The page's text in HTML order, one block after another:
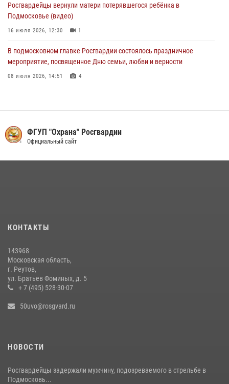
Росгвардейцы вернули матери потерявшегося ребёнка в
Подмосковье (видео)
16 июля 2026, 12:30 1
В подмосковном главке Росгвардии состоялось праздничное
мероприятие, посвященное Дню семьи, любви и верности
08 июля 2026, 14:51 4
19 июля 2026, 06:00 2
Росгвардейцы пресекли кражу на крупную сумму с охраняемого
объекта в Подмосковье (видео)
16 июля 2026, 09:30
ФГУП "Охрана" Росгвардии
Официальный сайт
КОНТАКТЫ
143968
Московская область,
г. Реутов,
ул. Братьев Фоминых, д. 5
+ 7 (495) 528-30-07
50uvo@rosgvard.ru
НОВОСТИ
Росгвардейцы задержали мужчину, подозреваемого в стрельбе в
Подмосковь...